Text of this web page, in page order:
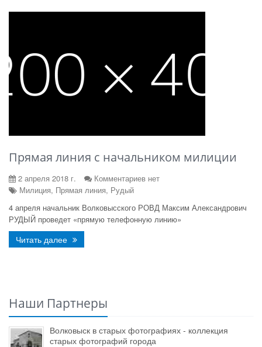
Прямая линия с начальником милиции
2 апреля 2018 г.
Комментариев нет
Милиция, Прямая линия, Рудый
4 апреля начальник Волковысского РОВД Максим Александрович
РУДЫЙ проведет «прямую телефонную линию»
Читать далее
Наши Партнеры
Волковыск в старых фотографиях - коллекция
старых фотографий города